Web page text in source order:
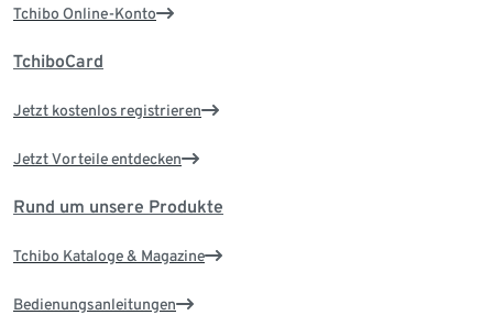
Tchibo Online-Konto
TchiboCard
Jetzt kostenlos registrieren
Jetzt Vorteile entdecken
Rund um unsere Produkte
Tchibo Kataloge & Magazine
Bedienungsanleitungen